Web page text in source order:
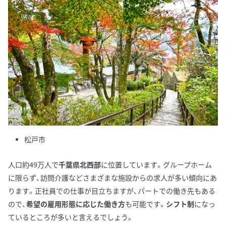
松戸市
人口約49万人で千葉県北西部に位置しています。グループホーム
に限らず、訪問介護などさまざまな施設からの求人が多い傾向にあ
ります。正社員での仕事が目立ちますが、パートでの働き先もある
ので、 希望の雇用形態に応じた働き方も可能です。 シフト制になっ
ているところが多いと言えるでしょう。